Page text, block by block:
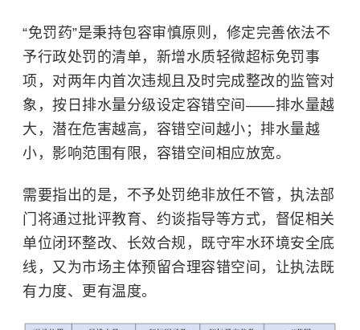
“免罚药”是秉持包容审慎原则，修定完善依法不
予行政处罚的清单，新增水质轻微超标免罚事
项，对两年内首次违规且及时完成整改的监管对
象，按日排水量分级设定容错空间——排水量越
大，潜在危害越高，容错空间越小；排水量越
小，影响范围有限，容错空间相应放宽。
需要指出的是，不予处罚绝非放任不管，执法部
门将通过批评教育、约谈指导等方式，督促相关
单位闭环整改、长效合规，既守牢水环境安全底
线，又为市场主体预留合理容错空间，让执法既
有力度、更有温度。